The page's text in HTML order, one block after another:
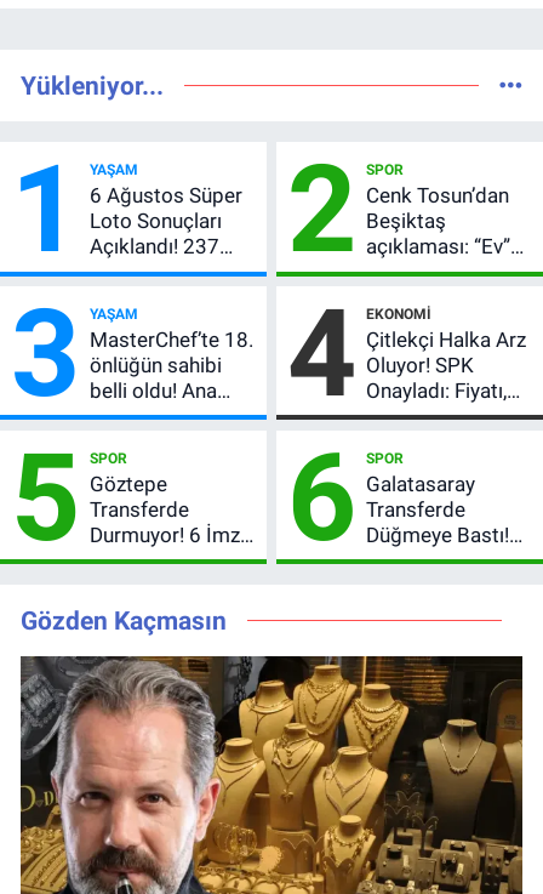
Yükleniyor...
1 YAŞAM
6 Ağustos Süper
Loto Sonuçları
Açıklandı! 237
Milyon TL’lik
2 SPOR
Cenk Tosun’dan
Beşiktaş
açıklaması: “Ev”
dedi, asıl mesajı
verdi
3 YAŞAM
MasterChef’te 18.
önlüğün sahibi
belli oldu! Ana
kadroya giren
oldu?
4 EKONOMI
Çitlekçi Halka Arz
Oluyor! SPK
Onayladı: Fiyatı,
Lot Sayısı ve
Tarihi
5 SPOR
Göztepe
Transferde
Durmuyor! 6 İmza
Sonrası Yeni
Oldu
6 SPOR
Galatasaray
Transferde
Düğmeye Bastı!
Leao, Camavinga
Gözden Kaçmasın